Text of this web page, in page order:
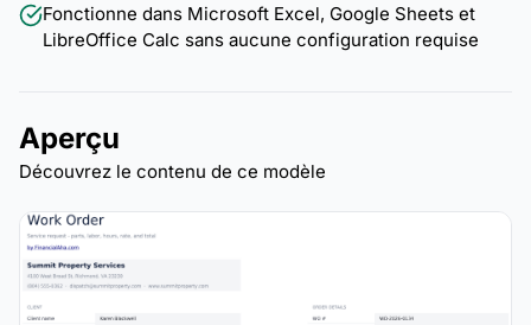
Fonctionne dans Microsoft Excel, Google Sheets et
LibreOffice Calc sans aucune configuration requise
Aperçu
Découvrez le contenu de ce modèle